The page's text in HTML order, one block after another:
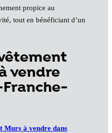
propice au
tout en bénéficiant d’un
vendre
Murs à vendre dans